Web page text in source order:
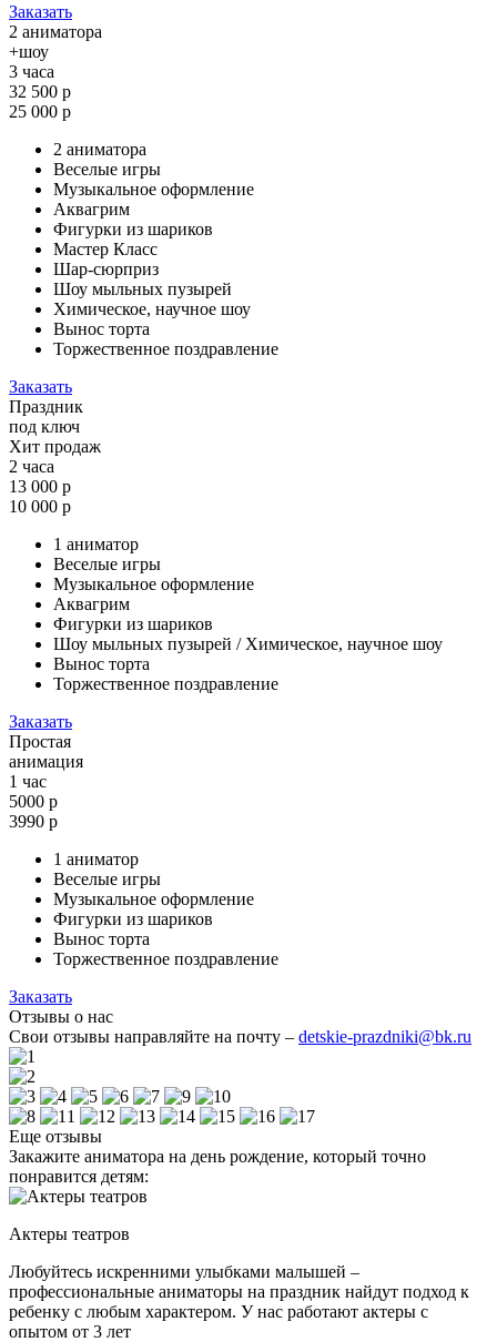
Заказать
2 аниматора
+шоу
3 часа
32 500 р
25 000 р
2 аниматора
Веселые игры
Музыкальное оформление
Аквагрим
Фигурки из шариков
Мастер Класс
Шар-сюрприз
Шоу мыльных пузырей
Химическое, научное шоу
Вынос торта
Торжественное поздравление
Заказать
Праздник
под ключ
Хит продаж
2 часа
13 000 р
10 000 р
1 аниматор
Веселые игры
Музыкальное оформление
Аквагрим
Фигурки из шариков
Шоу мыльных пузырей / Химическое, научное шоу
Вынос торта
Торжественное поздравление
Заказать
Простая
анимация
1 час
5000 р
3990 р
1 аниматор
Веселые игры
Музыкальное оформление
Фигурки из шариков
Вынос торта
Торжественное поздравление
Заказать
Отзывы о нас
Свои отзывы направляйте на почту – detskie-prazdniki@bk.ru
Еще отзывы
Закажите аниматора на день рождение, который точно
понравится детям:
Актеры театров
Любуйтесь искренними улыбками малышей –
профессиональные аниматоры на праздник найдут подход к
ребенку с любым характером. У нас работают актеры с
опытом от 3 лет